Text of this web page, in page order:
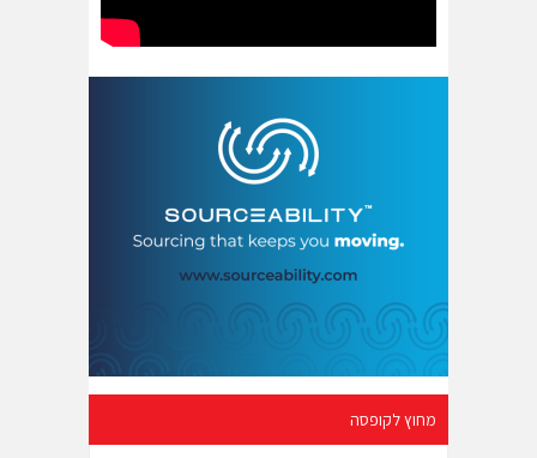
מחוץ לקופסה